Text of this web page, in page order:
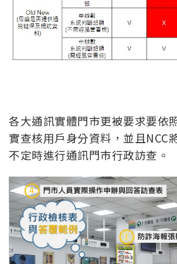
各大通訊實體門市更被要求要依
實查核用戶身分資料，並且NCC
不定時進行通訊門市行政訪查。